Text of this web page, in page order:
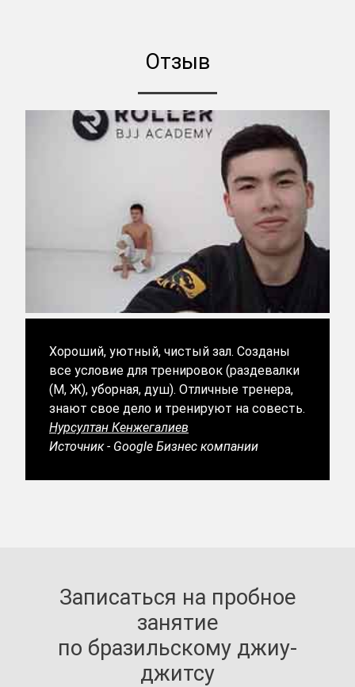
Отзыв
Хороший, уютный, чистый зал. Созданы
все условие для тренировок (раздевалки
(М, Ж), уборная, душ). Отличные тренера,
знают свое дело и тренируют на совесть.
Нурсултан Кенжегалиев
Источник - Google Бизнес компании
Записаться на пробное
занятие
по бразильскому джиу-
джитсу